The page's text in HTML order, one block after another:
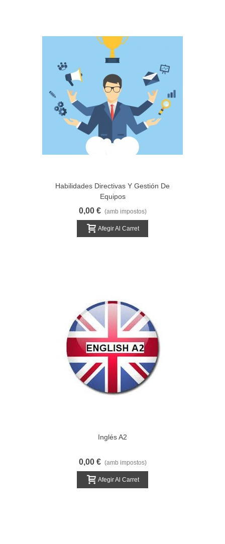
Habilidades Directivas Y Gestión De
Equipos
0,00 € (amb impostos)
Afegir Al Carret
Inglés A2
0,00 € (amb impostos)
Afegir Al Carret